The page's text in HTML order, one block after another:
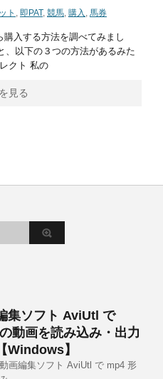
ト , 即PAT, 競馬, 購入 , 馬券
入する方法を調べてみまし
、以下の３つの方法があるみた
クト 私の
見る
集ソフト AviUtl で
動画を読み込み・出力
Windows】
画編集ソフト AviUtl で mp4 形